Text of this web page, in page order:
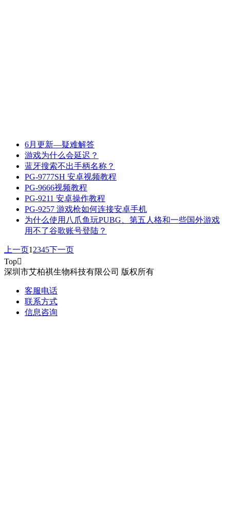
6月更新—疑难解答
游戏为什么会延迟？
蓝牙搜索不出手柄名称？
PG-9777SH 安卓视频教程
PG-9666视频教程
PG-9211 安卓操作教程
PG-9257 游戏枪如何连接安卓手机
为什么使用八爪鱼玩PUBG、第五人格和一些国外游戏
用不了谷歌账号登陆？
上一页1 2345下一页
Top
深圳市艾柏祺生物科技有限公司 版权所有
客服电话
联系方式
信息咨询